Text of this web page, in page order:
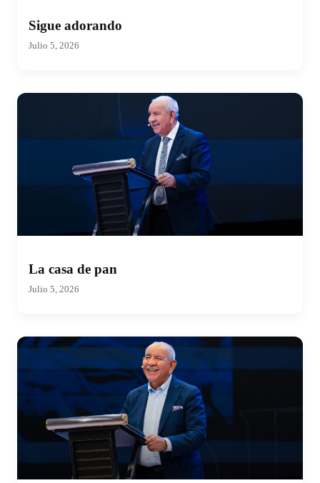
Sigue adorando
Julio 5, 2026
La casa de pan
Julio 5, 2026